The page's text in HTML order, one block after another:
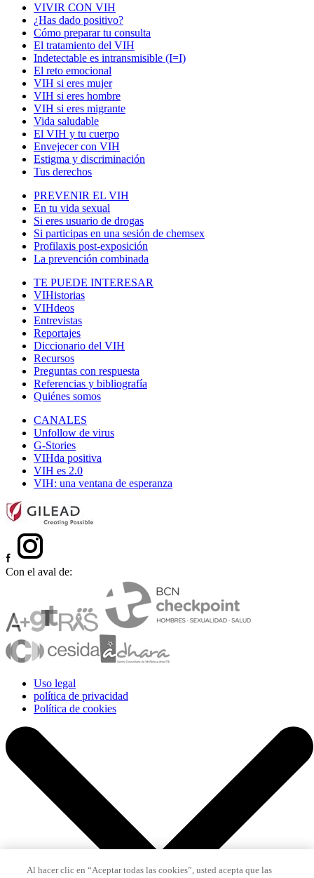
VIVIR CON VIH
¿Has dado positivo?
Cómo preparar tu consulta
El tratamiento del VIH
Indetectable es intransmisible (I=I)
El reto emocional
VIH si eres mujer
VIH si eres hombre
VIH si eres migrante
Vida saludable
El VIH y tu cuerpo
Envejecer con VIH
Estigma y discriminación
Tus derechos
PREVENIR EL VIH
En tu vida sexual
Si eres usuario de drogas
Si participas en una sesión de chemsex
Profilaxis post-exposición
La prevención combinada
TE PUEDE INTERESAR
VIHistorias
VIHdeos
Entrevistas
Reportajes
Diccionario del VIH
Recursos
Preguntas con respuesta
Referencias y bibliografía
Quiénes somos
CANALES
Unfollow de virus
G-Stories
VIHda positiva
VIH es 2.0
VIH: una ventana de esperanza
Con el aval de:
Uso legal
política de privacidad
Política de cookies
Al hacer clic en “Aceptar todas las cookies”, usted acepta que las